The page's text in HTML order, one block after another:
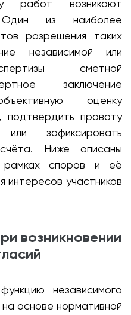
работ возникают
из наиболее
разрешения таких
независимой или
сметной
заключение
оценку
подтвердить правоту
зафиксировать
Ниже описаны
рамках споров и её
интересов участников
возникновении
независимого
основе нормативной